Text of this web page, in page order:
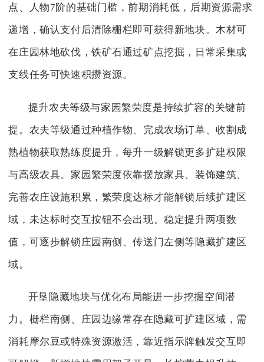
点、人物7阶的基础门槛，前期消耗低，后期资源需求
递增，确认支付后清除栅栏即可获得新地块。木材可
在庄园林地砍伐，铁矿石通过矿点挖掘，日常采集或
支线任务可快速积攒资源。
提升农夫等级与家园繁荣度是持续扩容的关键前
提。农夫等级通过种植作物、完成农场订单、收割成
熟植物获取熟练度提升，每升一级解锁更多扩建权限
与高级农具。家园繁荣度依靠摆放家具、装饰建筑、
完善农庄设施积累，繁荣度达标才能解锁后续扩建区
域，未达标时交互按钮不会出现。稳定提升两项数
值，可逐步解锁庄园南侧、传送门左侧等隐藏扩建区
域。
开垦隐藏地块与优化布局能进一步挖掘空间潜
力。栅栏南侧、庄园边缘常存在隐藏可扩建区域，需
消耗摩尔豆或特殊资源激活，靠近指示牌触发交互即